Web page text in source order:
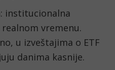
institucionalna
vremenu.
u izveštajima o ETF
danima kasnije.